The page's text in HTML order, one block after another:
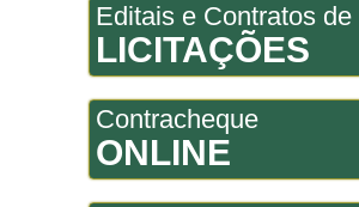
Editais e Contratos de
LICITAÇÕES
Contracheque
ONLINE